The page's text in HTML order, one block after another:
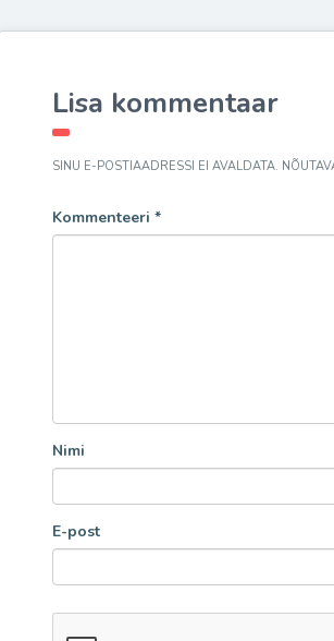
Lisa kommentaar
SINU E-POSTIAADRESSI EI AVALDATA.
Kommenteeri *
Nimi
E-post